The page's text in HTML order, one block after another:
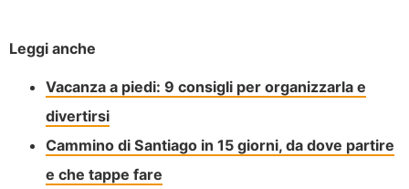
Leggi anche
Vacanza a piedi: 9 consigli per organizzarla e
divertirsi
Cammino di Santiago in 15 giorni, da dove partire
e che tappe fare